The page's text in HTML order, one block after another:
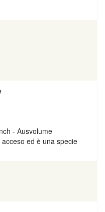
- Ausvolume
ed è una specie